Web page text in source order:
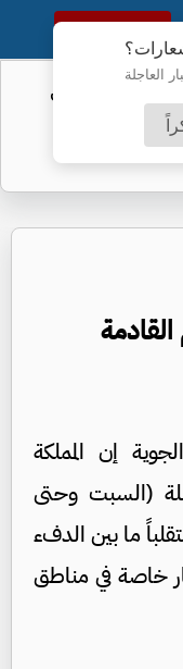
العاجلة
النسخة الكاملة
الأردن المالية من
إن المملكة
(السبت وحتى
2025) طقساً متقلباً ما بين الدفء
خاصة في مناطق